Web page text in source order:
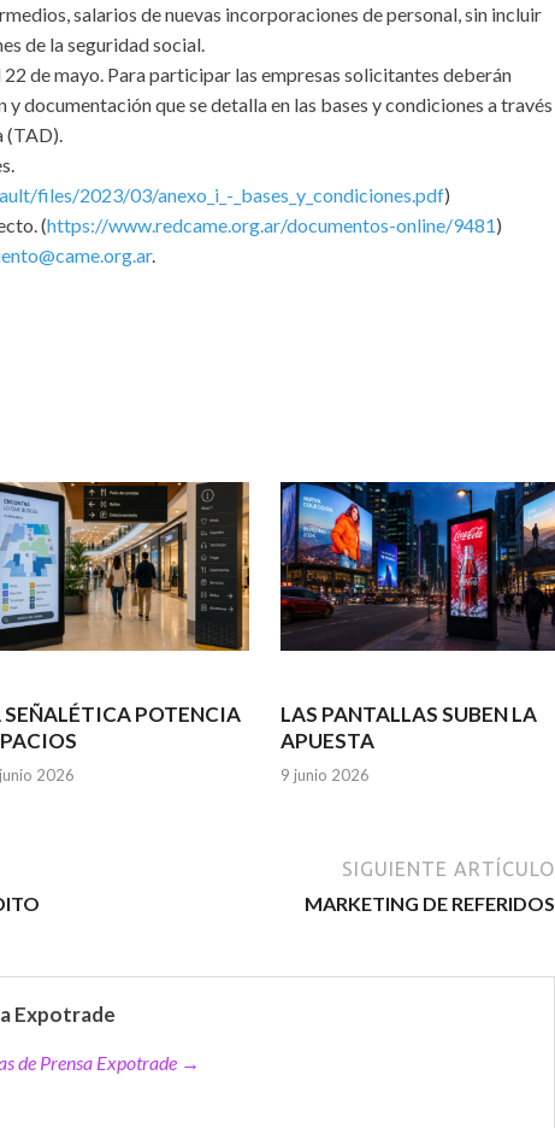
salarios de nuevas incorporaciones de personal, sin incluir
de la seguridad social.
de mayo. Para participar las empresas solicitantes deberán
documentación que se detalla en las bases y condiciones a través
files/2023/03/anexo_i_-_bases_y_condiciones.pdf)
(https://www.redcame.org.ar/documentos-online/9481)
.
SEÑALÉTICA POTENCIA
2026
LAS PANTALLAS SUBEN LA
APUESTA
9 junio 2026
SIGUIENTE ARTÍCULO
MARKETING DE REFERIDOS
Expotrade
de Prensa Expotrade →